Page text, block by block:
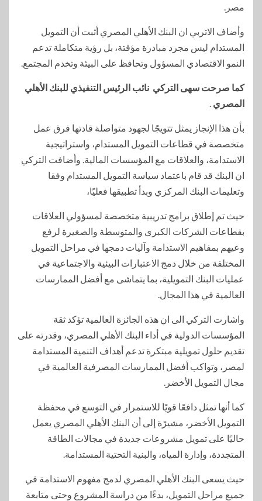
مصر.
وأضاف الاتربي ان البنك الأهلي المصري أثبت أن التمويل
المستدام ليس مجرد مبادرة مؤقتة، بل رؤية متكاملة تدعم
النمو الاقتصادي المسؤول وتحافظ على البيئة وتخدم المجتمع.
كما صرحت سهى التركي نائب الرئيس التنفيذي للبنك الأهلي
المصري .
بأن هذا الإنجاز يمثل تتويجًا لجهود متواصلة قادتها فرق عمل
متخصصة في قطاعات التمويل المستدام، واستراتيجية
الاستدامة، والعلاقات مع المؤسسات المالية. وأضافت التركي
ان البنك قد قام باعتماد سياسة التمويل المستدام وفقا
وتعليمات البنك المركزي وبدأ تطبيقها فعليًا،
حيث تم إطلاق برامج تدريبية متخصصة لمسؤولي العلاقات
بقطاعات الشركات الكبرى والمتوسطة والصغيرة لرفع
وعيهم بمفاهيم الاستدامة وآليات دمجها في مراحل التمويل
المختلفة من خلال دمج الاعتبارات البيئية والاجتماعية في
عمليات البنك التمويلية، بما يتماشى مع أفضل الممارسات
العالمية في هذا المجال.
واشارت التركي الى ان هذه الجائزة العالمية تؤكد ثقة
المؤسسات الدولية في أداء البنك الأهلي المصري، وقدرته على
تقديم حلول تمويلية مبتكرة تدعم أهداف التنمية المستدامة
لمصر، وتواكب أفضل الممارسات المصرفية العالمية في
مجال التمويل الأخضر.
كما أنها تمثل دافعًا قويًا للاستمرار في التوسع في محفظة
التمويل الأخضر، مشيرًة إلى أن البنك الأهلي المصري يعمل
حاليًا على تمويل مشروعات جديدة في مجالات الطاقة
المتجددة، وإدارة المياه، والبنية التحتية المستدامة.
حيث يسعى البنك الأهلي المصري لدمج مفهوم الاستدامة في
جميع مراحل التمويل، بدءًا من دراسة المشروع وحتى متابعة